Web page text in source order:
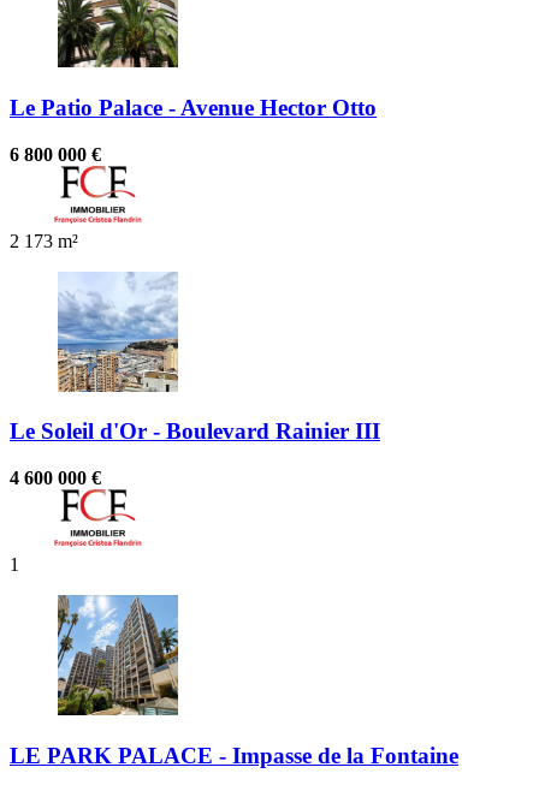
Le Patio Palace - Avenue Hector Otto
6 800 000 €
2 173 m²
Le Soleil d'Or - Boulevard Rainier III
4 600 000 €
1
LE PARK PALACE - Impasse de la Fontaine